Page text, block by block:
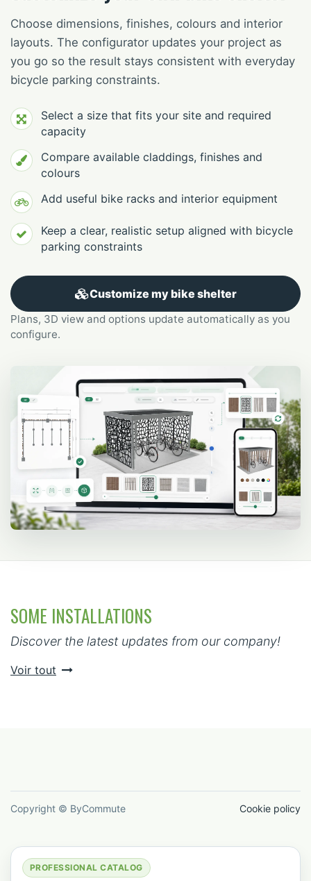
Choose dimensions, finishes, colours and interior
layouts. The configurator updates your project as
you go so the result stays consistent with everyday
bicycle parking constraints.
Select a size that fits your site and required
capacity
Compare available claddings, finishes and
colours
Add useful bike racks and interior equipment
Keep a clear, realistic setup aligned with bicycle
parking constraints
Customize my bike shelter
Plans, 3D view and options update automatically as you
configure.
SOME INSTALLATIONS
Discover the latest updates from our company!
Voir tout
Copyright © ByCommute Cookie policy
PROFESSIONAL CATALOG